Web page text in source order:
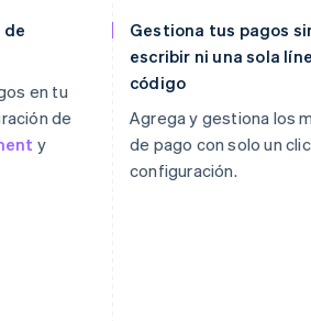
de
en tu
de
y
Gestiona tus pagos
escribir ni una sola
código
Agrega y gestiona los
de pago con solo un
configuración.